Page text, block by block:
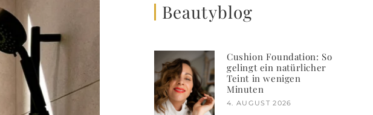
Beautyblog
Cushion Foundation: So
gelingt ein natürlicher
Teint in wenigen
Minuten
4. AUGUST 2026